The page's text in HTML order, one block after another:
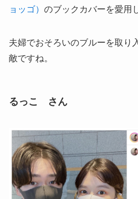
ョッゴ） のブックカバーを愛用
夫婦でおそろいのブルーを取り
敵ですね。
るっこ さん